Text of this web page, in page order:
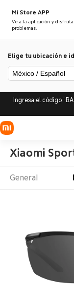
Mi Store APP
Ve a la aplicación y
problemas.
Elige tu ubicación e
México / Español
Ingresa el código
Xiaomi
General